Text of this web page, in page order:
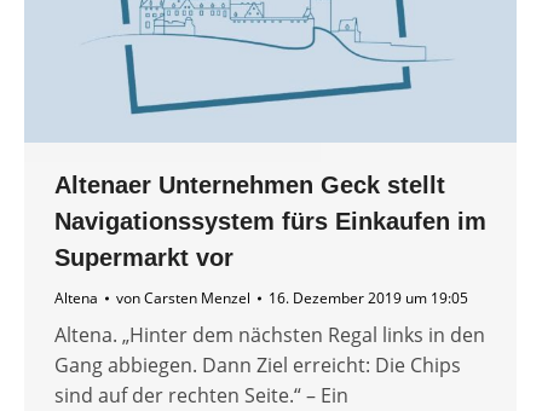
Altenaer Unternehmen Geck stellt
Navigationssystem fürs Einkaufen im
Supermarkt vor
Altena vonCarsten Menzel 16. Dezember 2019 um 19:05
Altena. „Hinter dem nächsten Regal links in den
Gang abbiegen. Dann Ziel erreicht: Die Chips
sind auf der rechten Seite.“ – Ein